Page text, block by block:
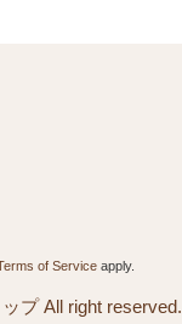
of Serviceapply.
プ All right reserved.